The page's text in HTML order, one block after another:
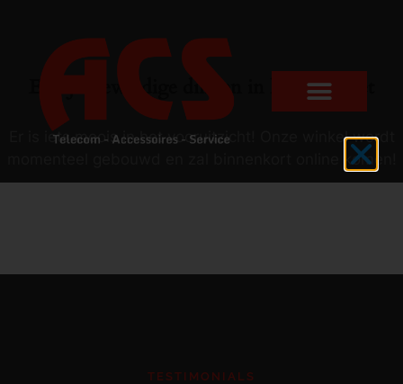
Er zijn geweldige dingen in het verschiet
Er is iets moois in het vooruitzicht! Onze winkel wordt
momenteel gebouwd en zal binnenkort online komen!
TESTIMONIALS